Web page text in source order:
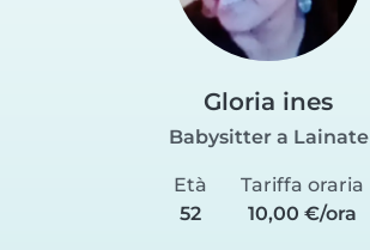
Gloria ines
Babysitter a Lainate
Età
52
Tariffa oraria
10,00 €/ora